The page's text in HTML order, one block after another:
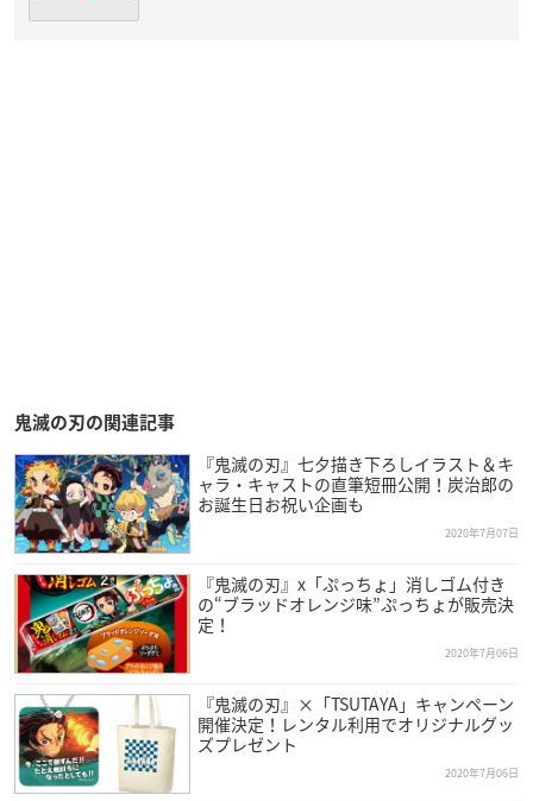
鬼滅の刃の関連記事
『鬼滅の刃』七夕描き下ろしイラスト＆キ
ャラ・キャストの直筆短冊公開！炭治郎の
お誕生日お祝い企画も
2020年7月07日
『鬼滅の刃』x「ぷっちょ」消しゴム付き
の“ブラッドオレンジ味”ぷっちょが販売決
定！
2020年7月06日
『鬼滅の刃』×「TSUTAYA」キャンペーン
開催決定！レンタル利用でオリジナルグッ
ズプレゼント
2020年7月06日